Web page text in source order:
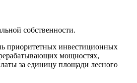
собственности.
приоритетных инвестиционных
мощностях,
за единицу площади лесного